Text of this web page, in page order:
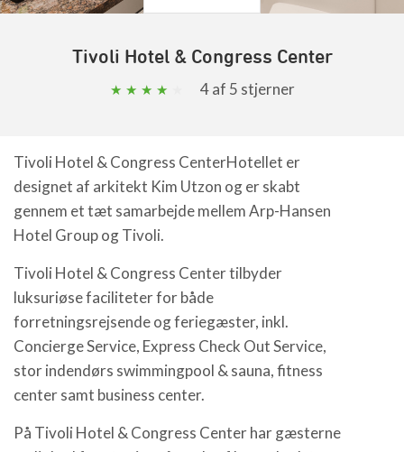
Tivoli Hotel & Congress Center
4af 5 stjerner
Tivoli Hotel & Congress CenterHotellet er
designet af arkitekt Kim Utzon og er skabt
gennem et tæt samarbejde mellem Arp-Hansen
Hotel Group og Tivoli.
Tivoli Hotel & Congress Center tilbyder
luksuriøse faciliteter for både
forretningsrejsende og feriegæster, inkl.
Concierge Service, Express Check Out Service,
stor indendørs swimmingpool & sauna, fitness
center samt business center.
På Tivoli Hotel & Congress Center har gæsterne